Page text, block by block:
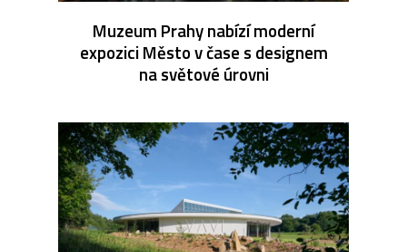
Muzeum Prahy nabízí moderní
expozici Město v čase s designem
na světové úrovni